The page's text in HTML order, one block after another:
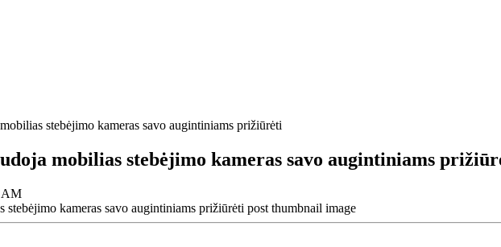
stebėjimo kameras savo augintiniams prižiūrėti
mobilias stebėjimo kameras savo augintiniams
AM